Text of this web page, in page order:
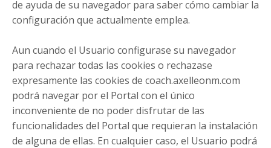
de ayuda de su navegador para saber cómo cambiar la
configuración que actualmente emplea.
Aun cuando el Usuario configurase su navegador
para rechazar todas las cookies o rechazase
expresamente las cookies de coach.axelleonm.com
podrá navegar por el Portal con el único
inconveniente de no poder disfrutar de las
funcionalidades del Portal que requieran la instalación
de alguna de ellas. En cualquier caso, el Usuario podrá